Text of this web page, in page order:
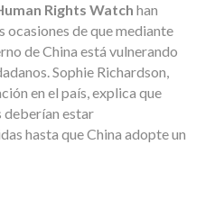
Rights Watch han
ocasiones de que mediante
de China está vulnerando
Sophie Richardson,
en el país, explica que
deberían estar
hasta que China adopte un